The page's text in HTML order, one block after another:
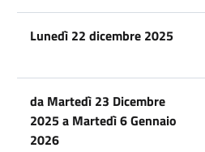
Lunedì 22 dicembre 2025
da Martedì 23 Dicembre
2025 a Martedì 6 Gennaio
2026